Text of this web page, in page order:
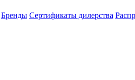
Бренды Сертификаты дилерства